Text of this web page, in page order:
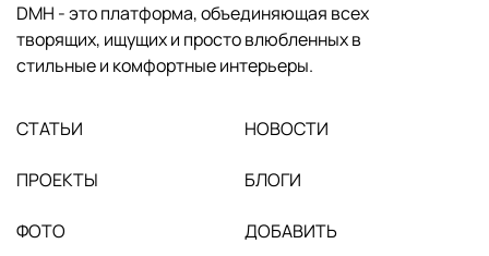
DMH - это платформа, объединяющая всех
творящих, ищущих и просто влюбленных в
стильные и комфортные интерьеры.
СТАТЬИ НОВОСТИ
ПРОЕКТЫ БЛОГИ
ФОТО ДОБАВИТЬ